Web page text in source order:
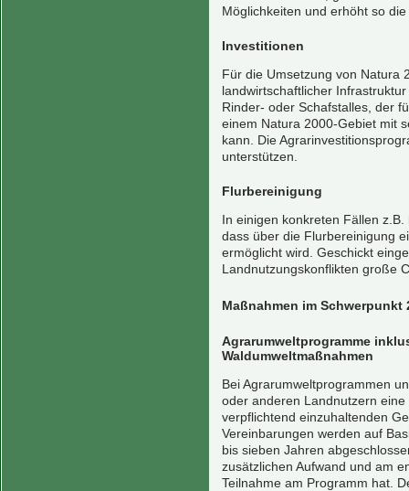
Möglichkeiten und erhöht so
Investitionen
Für die Umsetzung von Natura
landwirtschaftlicher
Rinder- oder Schafstalles, der
einem Natura 2000-Gebiet mit
kann. Die
unterstützen.
Flurbereinigung
In einigen konkreten Fällen
dass über die Flurbereinigung
ermöglicht wird. Geschickt
Landnutzungskonflikten große
Maßnahmen im Schwerpunkt
Agrarumweltprogramme
Waldumweltmaßnahmen
Bei Agrarumweltprogrammen
oder anderen Landnutzern
verpflichtend einzuhaltenden
Vereinbarungen werden auf
bis sieben Jahren
zusätzlichen Aufwand und am
Teilnahme am Programm hat.